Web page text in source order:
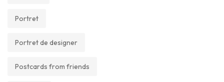
Portret
Portret de designer
Postcards from friends